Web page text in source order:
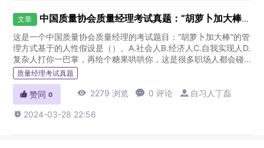
文章 中国质量协会质量经理考试真题：“胡萝卜加大棒”的管理方式基于的人性假设是
这是一个中国质量协会质量经理的考试题目：“胡萝卜加大棒”的管
理方式基于的人性假设是（）。A.社会人B.经济人C.自我实现人D.
复杂人打你一巴掌，再给个糖果哄哄你，这是很多职场人都会碰
到的局面，比如：“小李，你这个月报做的是什么玩意，你看看
错...
质量经理考试真题
 赞同 0  2279 浏览  0 评论  自习人丁磊
 2024-03-28 22:56